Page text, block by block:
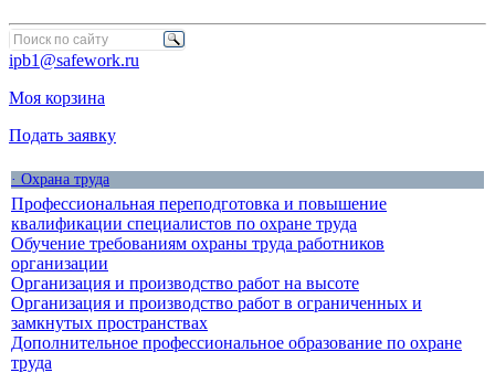
ipb1@safework.ru
Моя корзина
Подать заявку
· Охрана труда
Профессиональная переподготовка и повышение
квалификации специалистов по охране труда
Обучение требованиям охраны труда работников
организации
Организация и производство работ на высоте
Организация и производство работ в ограниченных и
замкнутых пространствах
Дополнительное профессиональное образование по охране
труда